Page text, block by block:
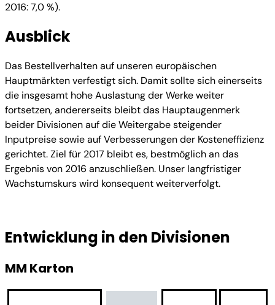
2016: 7,0 %).
Ausblick
Das Bestellverhalten auf unseren europäischen
Hauptmärkten verfestigt sich. Damit sollte sich einerseits
die insgesamt hohe Auslastung der Werke weiter
fortsetzen, andererseits bleibt das Hauptaugenmerk
beider Divisionen auf die Weitergabe steigender
Inputpreise sowie auf Verbesserungen der Kosteneffizienz
gerichtet. Ziel für 2017 bleibt es, bestmöglich an das
Ergebnis von 2016 anzuschließen. Unser langfristiger
Wachstumskurs wird konsequent weiterverfolgt.
Entwicklung in den Divisionen
MM Karton